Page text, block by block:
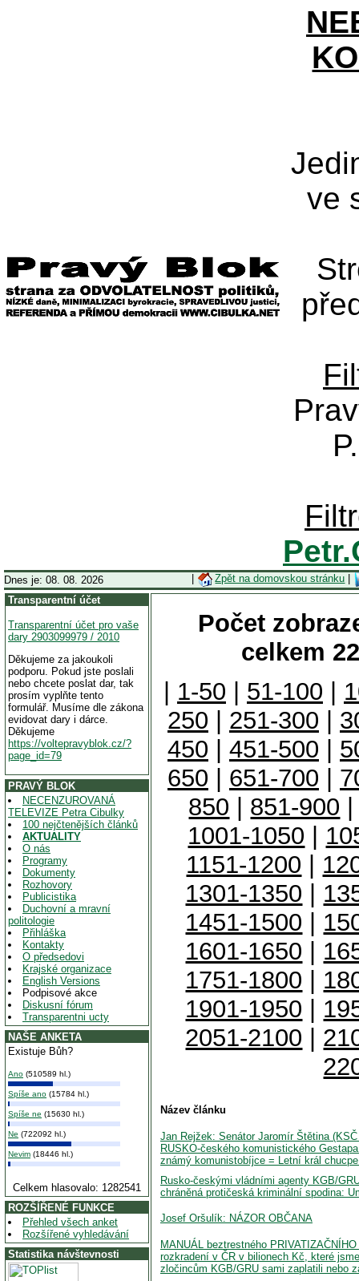
ve
Dnes je: 08. 08. 2026 Zpět na domovskou stránku
Transparentní účet
Transparentní účet pro vaše
dary 2903099979 / 2010
Děkujeme za jakoukoli
podporu. Pokud jste poslali
nebo chcete poslat dar, tak
prosím vyplňte tento
formulář. Musíme dle zákona
evidovat dary i dárce.
Děkujeme
https://voltepravyblok.cz/?
page_id=79
PRAVÝ BLOK
NECENZUROVANÁ
TELEVIZE Petra Cibulky
100 nejčtenějších článků
AKTUALITY
O nás
Programy
Dokumenty
Rozhovory
Publicistika
Duchovní a mravní
politologie
Přihláška
Kontakty
O předsedovi
Krajské organizace
English Versions
Podpisové akce
Diskusní fórum
Transparentni ucty
NAŠE ANKETA
Existuje Bůh?
Ano (510589 hl.)
Spíše ano (15784 hl.)
Spíše ne (15630 hl.)
Ne (722092 hl.)
Nevim (18446 hl.)
Celkem hlasovalo: 1282541
ROZŠÍŘENÉ FUNKCE
Přehled všech anket
Rozšířené vyhledávání
Statistika návštevnosti
Počet
celkem
1-50 51-100
250
251-300
450
451-500
650
651-700
850
851-900
1001-1050
1151-1200
1301-1350
1451-1500
1601-1650
1751-1800
1901-1950
2051-2100
Název článku
Jan Rejžek: Senátor Jaromír Štětina
RUSKO-českého komunistického
známý komunistobíjce = Letní král
Rusko-českými vládními agenty KGB/
chráněná protičeská kriminální spodina:
Josef Oršulík: NÁZOR OBČANA
MANUÁL beztrestného
rozkradení v ČR v bilionech Kč, které
zločincům KGB/GRU sami zaplatili nebo